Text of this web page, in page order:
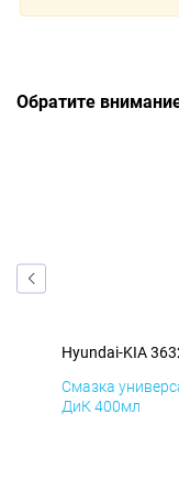
Обратите
Hyundai-KIA
Смазка
ДиК 400мл